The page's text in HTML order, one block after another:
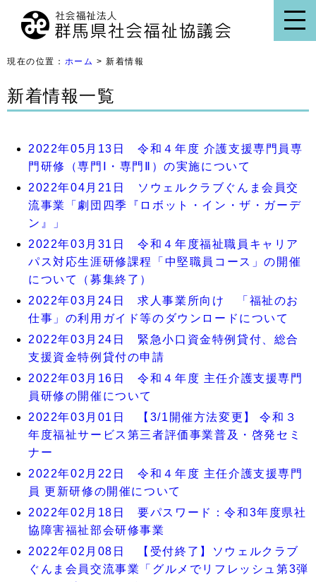
現在の位置： ホーム > 新着情報
新着情報一覧
2022年05月13日 令和４年度 介護支援専門員専
門研修（専門Ⅰ・専門Ⅱ）の実施について
2022年04月21日 ソウェルクラブぐんま会員交
流事業「劇団四季『ロボット・イン・ザ・ガーデ
ン』」
2022年03月31日 令和４年度福祉職員キャリア
パス対応生涯研修課程「中堅職員コース」の開催
について（募集終了）
2022年03月24日 求人事業所向け 「福祉のお
仕事」の利用ガイド等のダウンロードについて
2022年03月24日 緊急小口資金特例貸付、総合
支援資金特例貸付の申請
2022年03月16日 令和４年度 主任介護支援専門
員研修の開催について
2022年03月01日 【3/1開催方法変更】 令和３
年度福祉サービス第三者評価事業普及・啓発セミ
ナー
2022年02月22日 令和４年度 主任介護支援専門
員 更新研修の開催について
2022年02月18日 要パスワード：令和3年度県社
協障害福祉部会研修事業
2022年02月08日 【受付終了】ソウェルクラブ
ぐんま会員交流事業「グルメでリフレッシュ第3弾